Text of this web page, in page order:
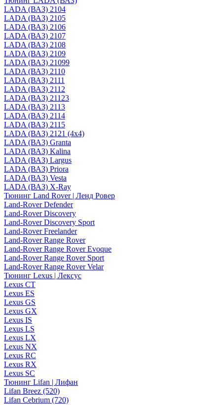
LADA (ВАЗ) 2104
LADA (ВАЗ) 2105
LADA (ВАЗ) 2106
LADA (ВАЗ) 2107
LADA (ВАЗ) 2108
LADA (ВАЗ) 2109
LADA (ВАЗ) 21099
LADA (ВАЗ) 2110
LADA (ВАЗ) 2111
LADA (ВАЗ) 2112
LADA (ВАЗ) 21123
LADA (ВАЗ) 2113
LADA (ВАЗ) 2114
LADA (ВАЗ) 2115
LADA (ВАЗ) 2121 (4x4)
LADA (ВАЗ) Granta
LADA (ВАЗ) Kalina
LADA (ВАЗ) Largus
LADA (ВАЗ) Priora
LADA (ВАЗ) Vesta
LADA (ВАЗ) X-Ray
Тюнинг Land Rover | Ленд Ровер
Land-Rover Defender
Land-Rover Discovery
Land-Rover Discovery Sport
Land-Rover Freelander
Land-Rover Range Rover
Land-Rover Range Rover Evoque
Land-Rover Range Rover Sport
Land-Rover Range Rover Velar
Тюнинг Lexus | Лексус
Lexus CT
Lexus ES
Lexus GS
Lexus GX
Lexus IS
Lexus LS
Lexus LX
Lexus NX
Lexus RC
Lexus RX
Lexus SC
Тюнинг Lifan | Лифан
Lifan Breez (520)
Lifan Cebrium (720)